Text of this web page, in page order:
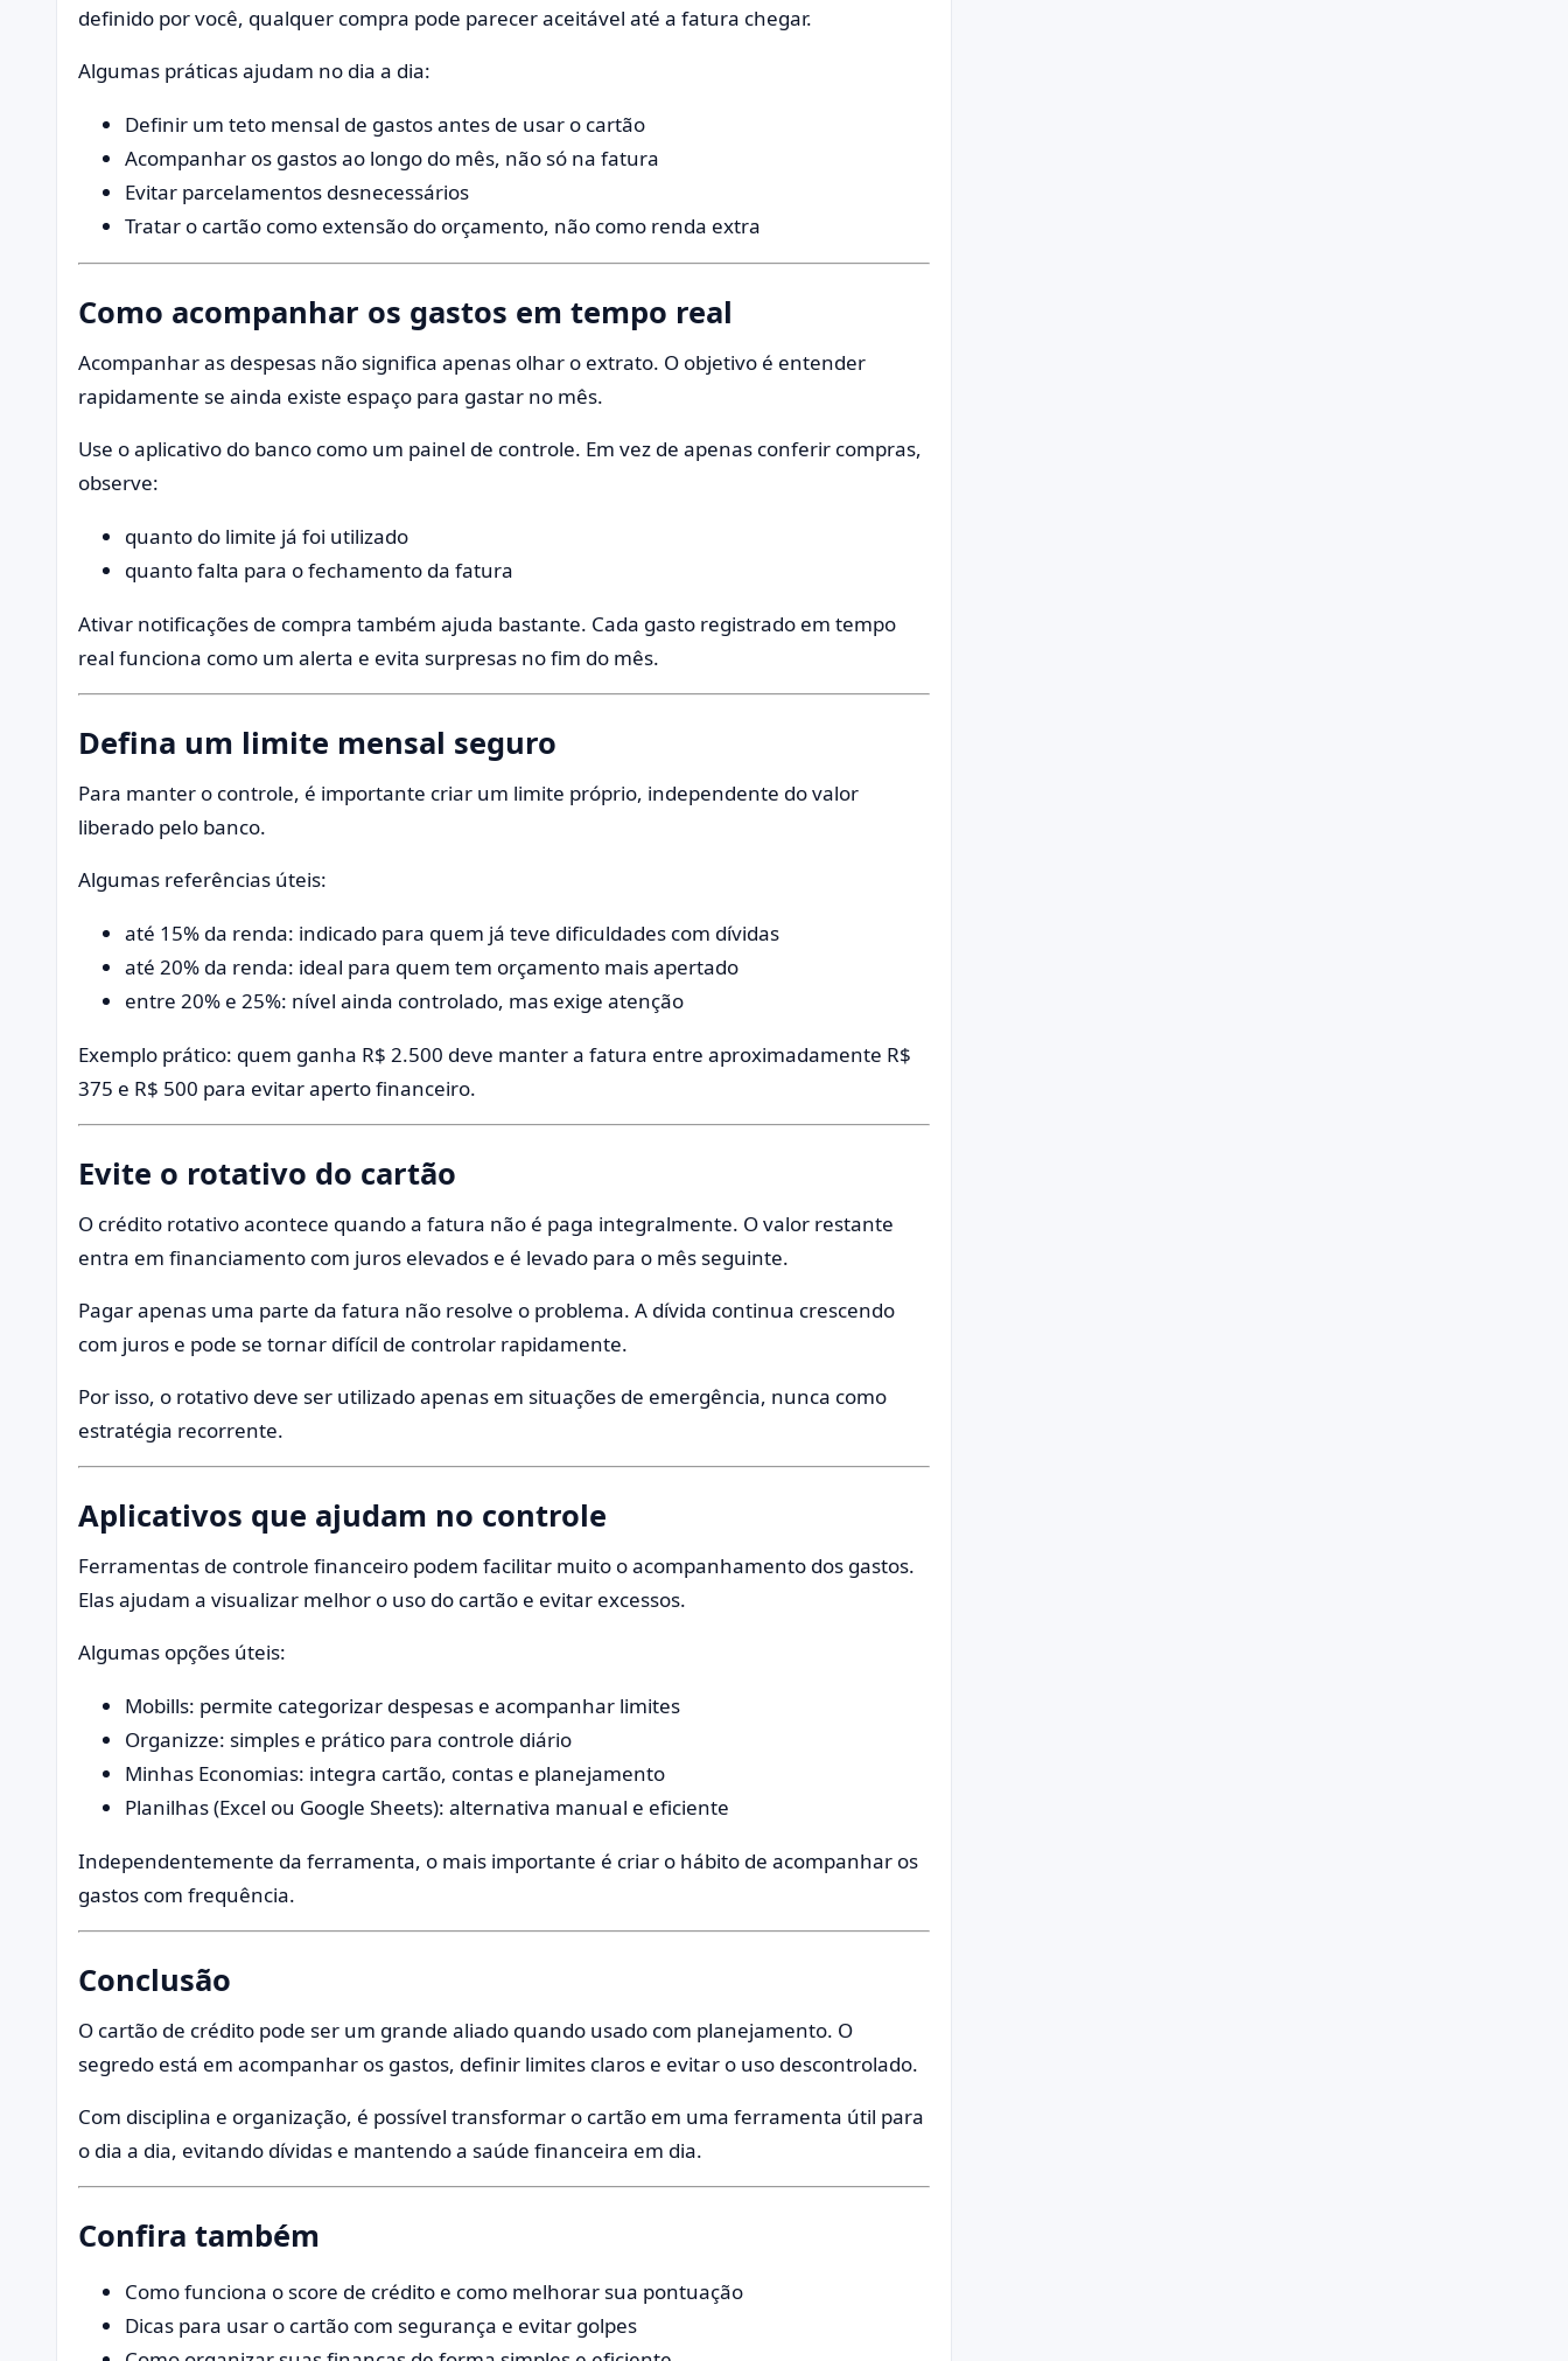
definido por você, qualquer compra pode parecer aceitável até a fatura chegar.
Algumas práticas ajudam no dia a dia:
Definir um teto mensal de gastos antes de usar o cartão
Acompanhar os gastos ao longo do mês, não só na fatura
Evitar parcelamentos desnecessários
Tratar o cartão como extensão do orçamento, não como renda extra
Como acompanhar os gastos em tempo real
Acompanhar as despesas não significa apenas olhar o extrato. O objetivo é entender
rapidamente se ainda existe espaço para gastar no mês.
Use o aplicativo do banco como um painel de controle. Em vez de apenas conferir compras,
observe:
quanto do limite já foi utilizado
quanto falta para o fechamento da fatura
Ativar notificações de compra também ajuda bastante. Cada gasto registrado em tempo
real funciona como um alerta e evita surpresas no fim do mês.
Defina um limite mensal seguro
Para manter o controle, é importante criar um limite próprio, independente do valor
liberado pelo banco.
Algumas referências úteis:
até 15% da renda: indicado para quem já teve dificuldades com dívidas
até 20% da renda: ideal para quem tem orçamento mais apertado
entre 20% e 25%: nível ainda controlado, mas exige atenção
Exemplo prático: quem ganha R$ 2.500 deve manter a fatura entre aproximadamente R$
375 e R$ 500 para evitar aperto financeiro.
Evite o rotativo do cartão
O crédito rotativo acontece quando a fatura não é paga integralmente. O valor restante
entra em financiamento com juros elevados e é levado para o mês seguinte.
Pagar apenas uma parte da fatura não resolve o problema. A dívida continua crescendo
com juros e pode se tornar difícil de controlar rapidamente.
Por isso, o rotativo deve ser utilizado apenas em situações de emergência, nunca como
estratégia recorrente.
Aplicativos que ajudam no controle
Ferramentas de controle financeiro podem facilitar muito o acompanhamento dos gastos.
Elas ajudam a visualizar melhor o uso do cartão e evitar excessos.
Algumas opções úteis:
Mobills: permite categorizar despesas e acompanhar limites
Organizze: simples e prático para controle diário
Minhas Economias: integra cartão, contas e planejamento
Planilhas (Excel ou Google Sheets): alternativa manual e eficiente
Independentemente da ferramenta, o mais importante é criar o hábito de acompanhar os
gastos com frequência.
Conclusão
O cartão de crédito pode ser um grande aliado quando usado com planejamento. O
segredo está em acompanhar os gastos, definir limites claros e evitar o uso descontrolado.
Com disciplina e organização, é possível transformar o cartão em uma ferramenta útil para
o dia a dia, evitando dívidas e mantendo a saúde financeira em dia.
Confira também
Como funciona o score de crédito e como melhorar sua pontuação
Dicas para usar o cartão com segurança e evitar golpes